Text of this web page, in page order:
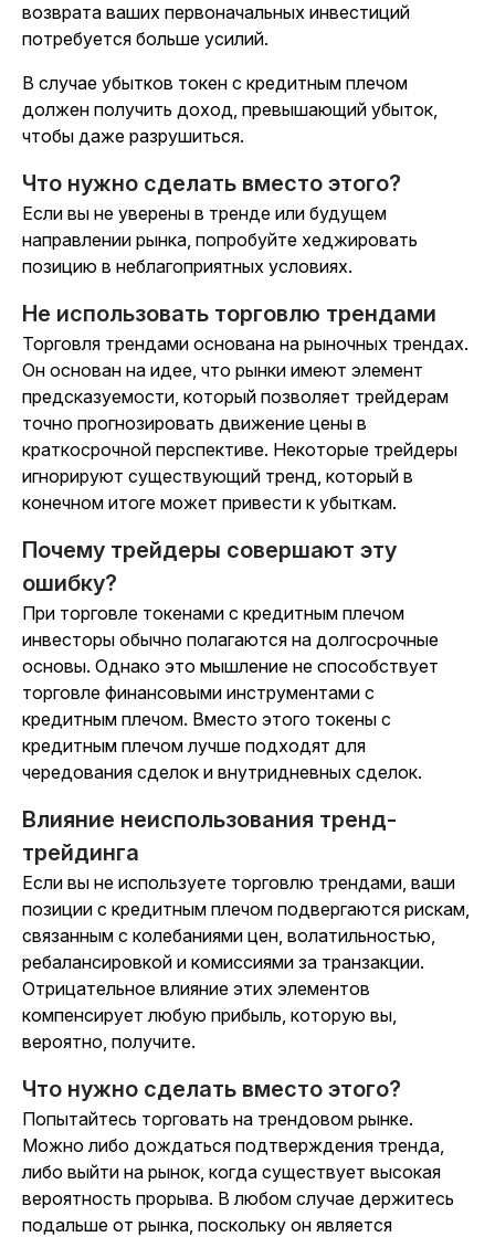
возврата ваших первоначальных инвестиций
потребуется больше усилий.
В случае убытков токен с кредитным плечом
должен получить доход, превышающий убыток,
чтобы даже разрушиться.
Что нужно сделать вместо этого?
Если вы не уверены в тренде или будущем
направлении рынка, попробуйте хеджировать
позицию в неблагоприятных условиях.
Не использовать торговлю трендами
Торговля трендами основана на рыночных трендах.
Он основан на идее, что рынки имеют элемент
предсказуемости, который позволяет трейдерам
точно прогнозировать движение цены в
краткосрочной перспективе. Некоторые трейдеры
игнорируют существующий тренд, который в
конечном итоге может привести к убыткам.
Почему трейдеры совершают эту
ошибку?
При торговле токенами с кредитным плечом
инвесторы обычно полагаются на долгосрочные
основы. Однако это мышление не способствует
торговле финансовыми инструментами с
кредитным плечом. Вместо этого токены с
кредитным плечом лучше подходят для
чередования сделок и внутридневных сделок.
Влияние неиспользования тренд-
трейдинга
Если вы не используете торговлю трендами, ваши
позиции с кредитным плечом подвергаются рискам,
связанным с колебаниями цен, волатильностью,
ребалансировкой и комиссиями за транзакции.
Отрицательное влияние этих элементов
компенсирует любую прибыль, которую вы,
вероятно, получите.
Что нужно сделать вместо этого?
Попытайтесь торговать на трендовом рынке.
Можно либо дождаться подтверждения тренда,
либо выйти на рынок, когда существует высокая
вероятность прорыва. В любом случае держитесь
подальше от рынка, поскольку он является